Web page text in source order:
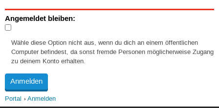
Angemeldet bleiben:
Wähle diese Option nicht aus, wenn du dich an einem öffentlichen
Computer befindest, da sonst fremde Personen möglicherweise Zugang
zu deinem Konto erhalten.
Portal Anmelden